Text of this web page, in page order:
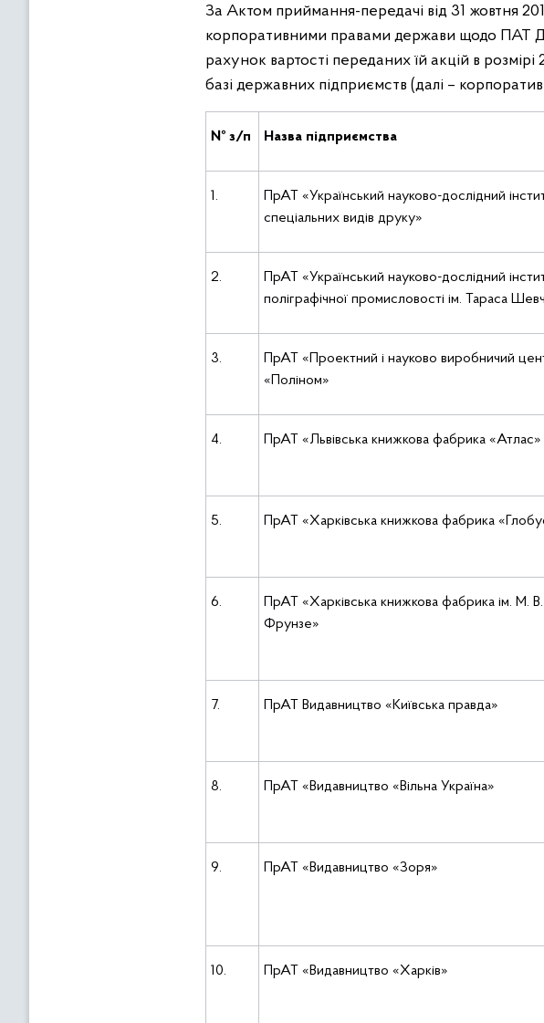
За Актом приймання-передачі від 31 жовтня
корпоративними правами держави щодо ПАТ
рахунок вартості переданих їй акцій в
базі державних підприємств (далі –
№ з/п Назва підприємства
1.
ПрАТ «Український науково-дослідний
спеціальних видів друку»
2.
ПрАТ «Український науково-дослідний
поліграфічної промисловості ім. Тараса
3.
ПрАТ «Проектний і науково виробничий
«Поліном»
4. ПрАТ «Львівська книжкова фабрика «Атлас»
5. ПрАТ «Харківська книжкова фабрика
6.
ПрАТ «Харківська книжкова фабрика ім. М. В.
Фрунзе»
7. ПрАТ Видавництво «Київська правда»
8. ПрАТ «Видавництво «Вільна Україна»
9. ПрАТ «Видавництво «Зоря»
10. ПрАТ «Видавництво «Харків»